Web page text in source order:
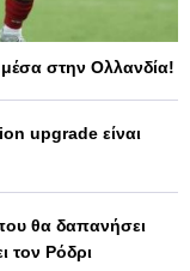
στην Ολλανδία!
upgrade είναι
θα δαπανήσει
τον Ρόδρι